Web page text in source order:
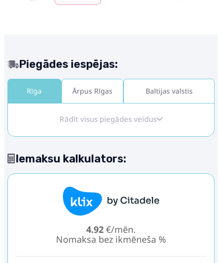
Piegādes iespējas:
Rīga Ārpus Rīgas Baltijas valstis
Rādīt visus piegādes veidus
Iemaksu kalkulators:
4.92 €/mēn.
Nomaksa bez ikmēneša %